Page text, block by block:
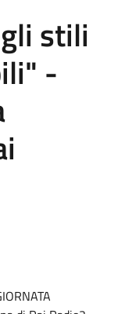
stili
-